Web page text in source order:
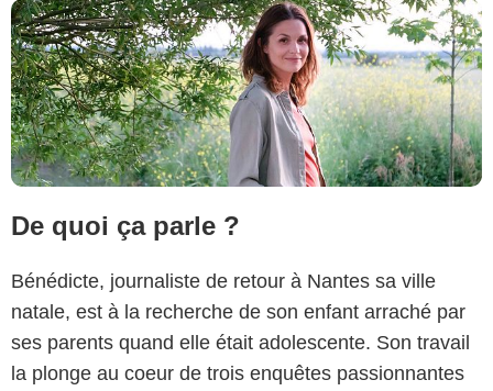
De quoi ça parle ?
Bénédicte, journaliste de retour à Nantes sa ville
natale, est à la recherche de son enfant arraché par
ses parents quand elle était adolescente. Son travail
la plonge au coeur de trois enquêtes passionnantes